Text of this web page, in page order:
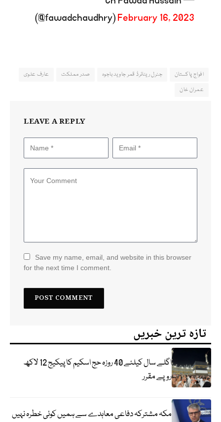
(@fawadchaudhry)February 16, 2023
افواج پاکستان جنرل ریٹائرڈ قمر جاوید باجوہ صدر مملکت
عارف علوی
عمران خان
LEAVE A REPLY
Save my name, email, and website in this browser
for the next time I comment.
تازہ ترین خبریں
اگلے سال کیلئے 40 روزہ حج اسکیم کا پیکیج 12 لاکھ
روپے مقرر
مکہ مشترکہ دفاعی معاہدے سے ہمیں کوئی خطرہ نہیں